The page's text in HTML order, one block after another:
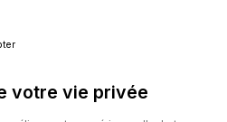
votre vie privée